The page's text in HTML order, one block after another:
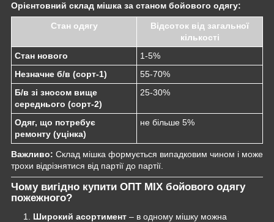
Орієнтовний склад мішка за станом бойового одягу:
Стан одягу
Відсоток від загальної
кількості
Стан нового
1-5%
Незначне б/в (сорт-1)
55-70%
Б/в зі зносом вище
середнього (сорт-2)
25-30%
Одяг, що потребує
ремонту (уцінка)
не більше 5%
Важливо: Склад мішка формується випадковим чином і може
трохи відрізнятися від партії до партії.
Чому вигідно купити ОПТ MIX бойового одягу
пожежного?
Широкий асортимент – в одному мішку можна